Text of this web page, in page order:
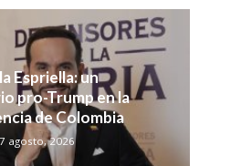
Espriella: un
pro-Trump en la
de Colombia
7 agosto, 2026